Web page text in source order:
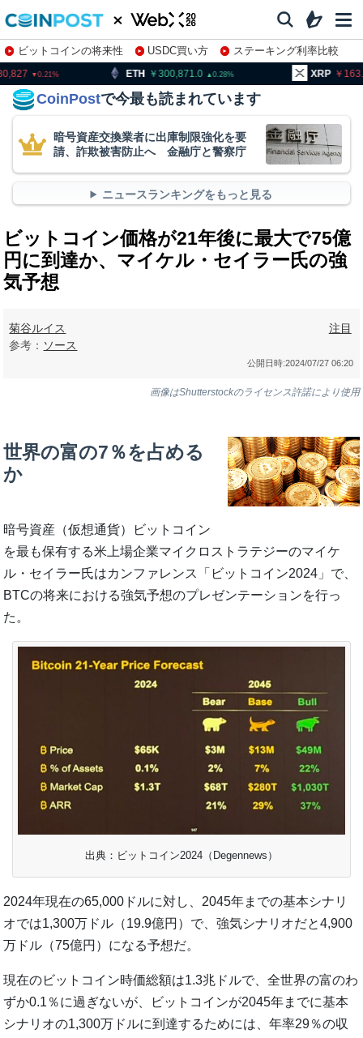
ビットコインの将来性 USDC買い方
ステーキング利率比較
株特集・関連銘柄
300,871.0 XRP 163.91
CoinPostで今最も読まれています
暗号資産交換業者に出庫制限強化を要
請、詐欺被害防止へ 金融庁と警察庁
ニュースランキングをもっと見る
ビットコイン価格が21年後に最大で75億
円に到達か、マイケル・セイラー氏の強
気予想
菊谷ルイス
参考： ソース
注目
公開日時:2024/07/27 06:20
画像はShutterstockのライセンス許諾により使用
世界の富の7％を占める
か
暗号資産（仮想通貨）ビットコイン
を最も保有する米上場企業マイクロストラテジーのマイケ
ル・セイラー氏はカンファレンス「ビットコイン2024」で、
BTCの将来における強気予想のプレゼンテーションを行っ
た。
出典：ビットコイン2024（Degennews）
2024年現在の65,000ドルに対し、2045年までの基本シナリ
オでは1,300万ドル（19.9億円）で、強気シナリオだと4,900
万ドル（75億円）になる予想だ。
現在のビットコイン時価総額は1.3兆ドルで、全世界の富のわ
ずか0.1％に過ぎないが、ビットコインが2045年までに基本
シナリオの1,300万ドルに到達するためには、年率29％の収